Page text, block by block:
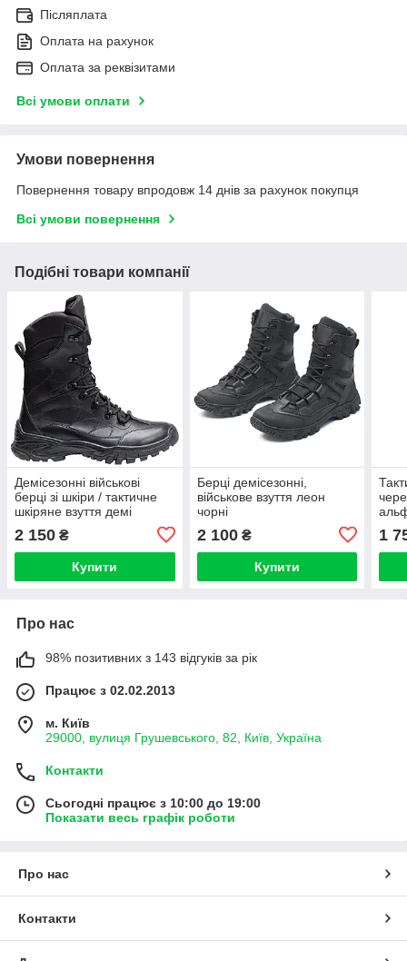
Післяплата
Оплата на рахунок
Оплата за реквізитами
Всі умови оплати
Умови повернення
Повернення товару впродовж 14 днів за рахунок покупця
Всі умови повернення
Подібні товари компанії
Демісезонні військові
берці зі шкіри / тактичне
шкіряне взуття демі
2 150 ₴
Купити
Берці демісезонні,
військове взуття леон
чорні
2 100₴
Купити
1
Про нас
98% позитивних з 143 відгуків за рік
Працює з 02.02.2013
м. Київ
29000, вулиця Грушевського, 82, Київ, Україна
Контакти
Сьогодні працює з 10:00 до 19:00
Показати весь графік роботи
Про нас
Контакти